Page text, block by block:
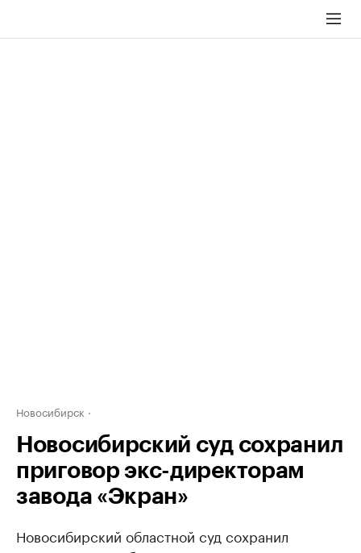
Новосибирск
Новосибирский суд сохранил
приговор экс-директорам
завода «Экран»
Новосибирский областной суд сохранил